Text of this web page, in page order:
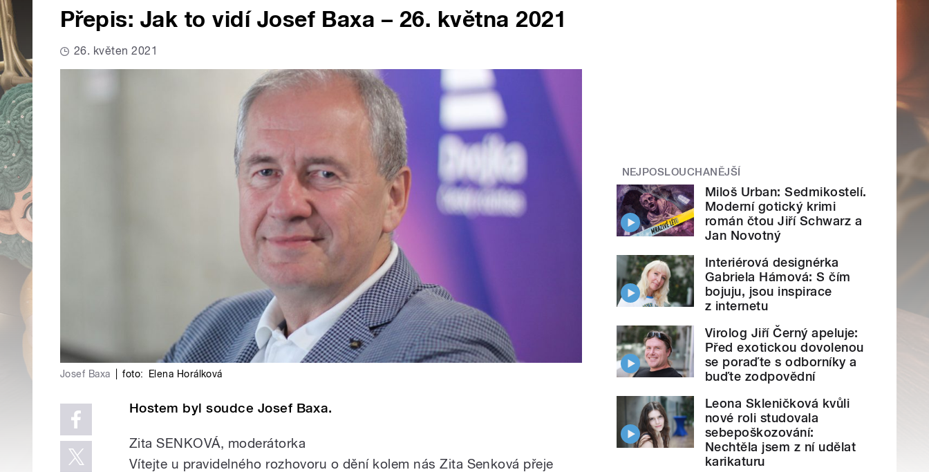
Přepis: Jak to vidí Josef Baxa – 26. května 2021
26. květen 2021
Josef Baxa foto: Elena Horálková
Hostem byl soudce Josef Baxa.
Zita SENKOVÁ, moderátorka
Vítejte u pravidelného rozhovoru o dění kolem nás Zita Senková přeje
NEJPOSLOUCHANĚJŠÍ
Miloš Urban: Sedmikostelí.
Moderní gotický krimi
román čtou Jiří Schwarz a
Jan Novotný
Interiérová designérka
Gabriela Hámová: S čím
bojuju, jsou inspirace
z internetu
Virolog Jiří Černý apeluje:
Před exotickou dovolenou
se poraďte s odborníky a
buďte zodpovědní
Leona Skleničková kvůli
nové roli studovala
sebepoškozování:
Nechtěla jsem z ní udělat
karikaturu